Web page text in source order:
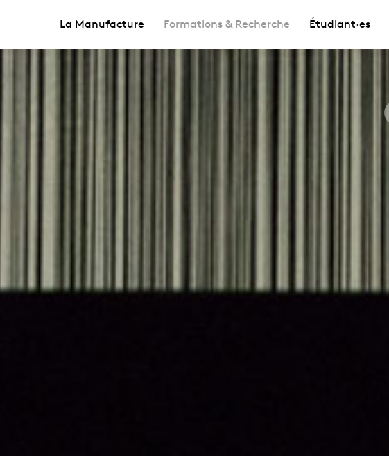
La Manufacture Formations & Recherche Étudiant·es